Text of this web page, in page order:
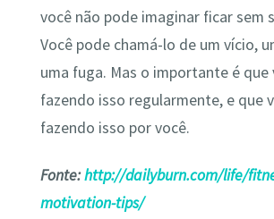
você não pode imaginar ficar sem
Você pode chamá-lo de um vício,
uma fuga. Mas o importante é que
fazendo isso regularmente, e que
fazendo isso por você.
Fonte:http://dailyburn.com/life/
motivation-tips/